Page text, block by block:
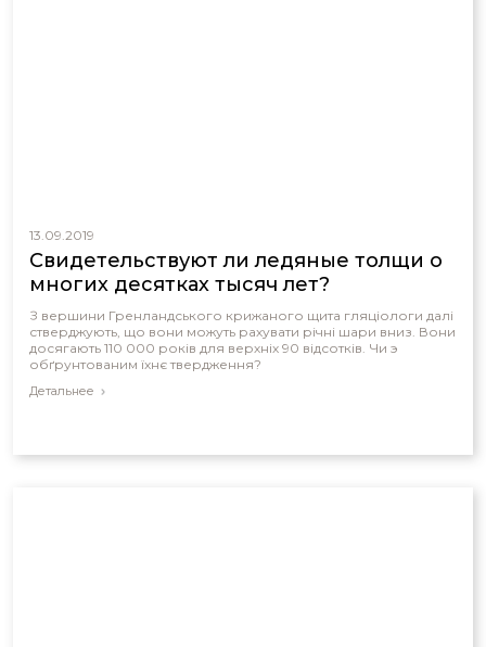
13.09.2019
Свидетельствуют ли ледяные толщи о
многих десятках тысяч лет?
З вершини Гренландського крижаного щита гляціологи далі
стверджують, що вони можуть рахувати річні шари вниз. Вони
досягають 110 000 років для верхніх 90 відсотків. Чи э
обґрунтованим їхнє твердження?
Детальнее